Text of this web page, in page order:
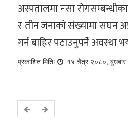
अस्पतालमा नसा
र तीन जनाको संख्यामा सघन
गर्न बाहिर पठाउनुपर्ने अवस्था
प्रकाशित मितिः १४ चैत्र २०८०,